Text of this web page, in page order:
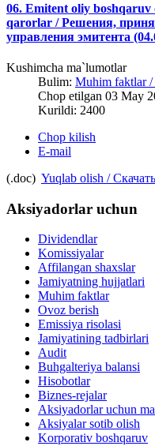
06. Emitent oliy
qarorlar / Решения,
управления эмитента
Kushimcha ma`lumotlar
Bulim: Muhim faktlar
Chop etilgan 03 May
Kurildi: 2400
Chop kilish
E-mail
(.doc) Yuqlab olish / Скачать
Aksiyadorlar uchun
Dividendlar
Komissiyalar
Affilangan shaxslar
Jamiyatning hujjatlari
Muhim faktlar
Ovoz berish
Emissiya risolasi
Jamiyatining tadbirlari
Audit
Buhgalteriya balansi
Hisobotlar
Biznes-rejalar
Aksiyadorlar uchun
Aksiyalar sotib olish
Korporativ boshqaruv